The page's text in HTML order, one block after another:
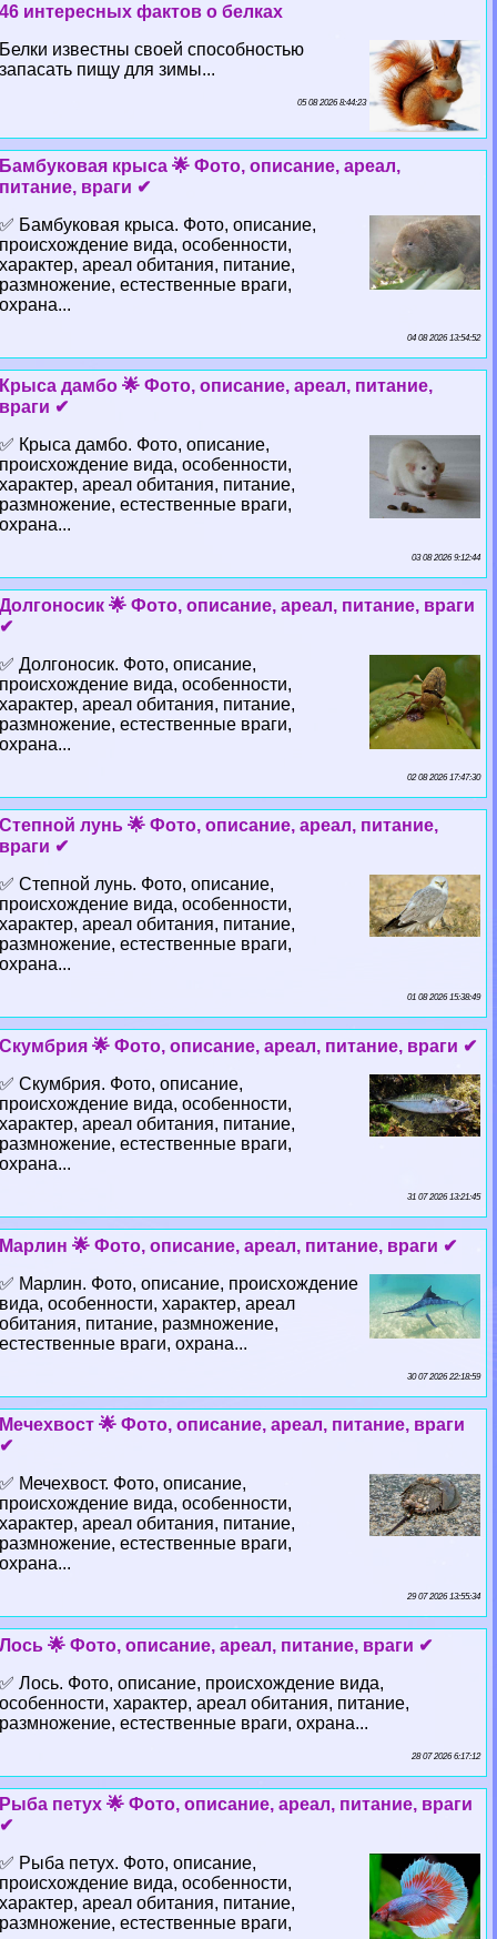
46 интересных фактов о белках
Белки известны своей способностью
запасать пищу для зимы...
05 08 2026 8:44:23
Бамбуковая крыса 🌟 Фото, описание, ареал,
питание, враги ✔
✅ Бамбуковая крыса. Фото, описание,
происхождение вида, особенности,
хаpaктер, ареал обитания, питание,
размножение, естественные враги,
охрана...
04 08 2026 13:54:52
Крыса дамбо 🌟 Фото, описание, ареал, питание,
враги ✔
✅ Крыса дамбо. Фото, описание,
происхождение вида, особенности,
хаpaктер, ареал обитания, питание,
размножение, естественные враги,
охрана...
03 08 2026 9:12:44
Долгоносик 🌟 Фото, описание, ареал, питание, враги
✔
✅ Долгоносик. Фото, описание,
происхождение вида, особенности,
хаpaктер, ареал обитания, питание,
размножение, естественные враги,
охрана...
02 08 2026 17:47:30
Степной лунь 🌟 Фото, описание, ареал, питание,
враги ✔
✅ Степной лунь. Фото, описание,
происхождение вида, особенности,
хаpaктер, ареал обитания, питание,
размножение, естественные враги,
охрана...
01 08 2026 15:38:49
Скумбрия 🌟 Фото, описание, ареал, питание, враги ✔
✅ Скумбрия. Фото, описание,
происхождение вида, особенности,
хаpaктер, ареал обитания, питание,
размножение, естественные враги,
охрана...
31 07 2026 13:21:45
Марлин 🌟 Фото, описание, ареал, питание, враги ✔
✅ Марлин. Фото, описание, происхождение
вида, особенности, хаpaктер, ареал
обитания, питание, размножение,
естественные враги, охрана...
30 07 2026 22:18:59
Мечехвост 🌟 Фото, описание, ареал, питание, враги
✔
✅ Мечехвост. Фото, описание,
происхождение вида, особенности,
хаpaктер, ареал обитания, питание,
размножение, естественные враги,
охрана...
29 07 2026 13:55:34
Лось 🌟 Фото, описание, ареал, питание, враги ✔
✅ Лось. Фото, описание, происхождение вида,
особенности, хаpaктер, ареал обитания, питание,
размножение, естественные враги, охрана...
28 07 2026 6:17:12
Рыба пeтyx 🌟 Фото, описание, ареал, питание, враги
✔
✅ Рыба пeтyx. Фото, описание,
происхождение вида, особенности,
хаpaктер, ареал обитания, питание,
размножение, естественные враги,